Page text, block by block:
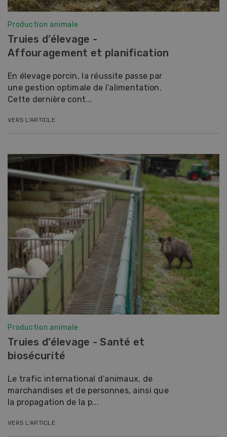
Production animale
Truies d’élevage -
Affouragement et planification
En élevage porcin, la réussite passe par
une gestion optimale de l’alimentation.
Cette dernière cont...
VERS L'ARTICLE
Production animale
Truies d’élevage - Santé et
biosécurité
Le trafic international d’animaux, de
marchandises et de personnes, ainsi que
la propagation de la p...
VERS L'ARTICLE